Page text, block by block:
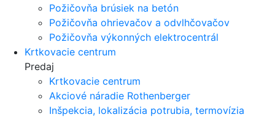
Požičovňa brúsiek na betón
Požičovňa ohrievačov a odvlhčovačov
Požičovňa výkonných elektrocentrál
Krtkovacie centrum
Predaj
Krtkovacie centrum
Akciové náradie Rothenberger
Inšpekcia, lokalizácia potrubia, termovízia